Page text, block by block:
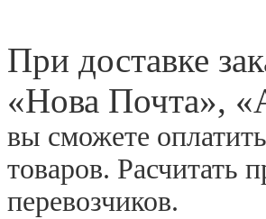
При доставке
«Нова Почта»,
вы сможете
товаров. Расчитать
перевозчиков.